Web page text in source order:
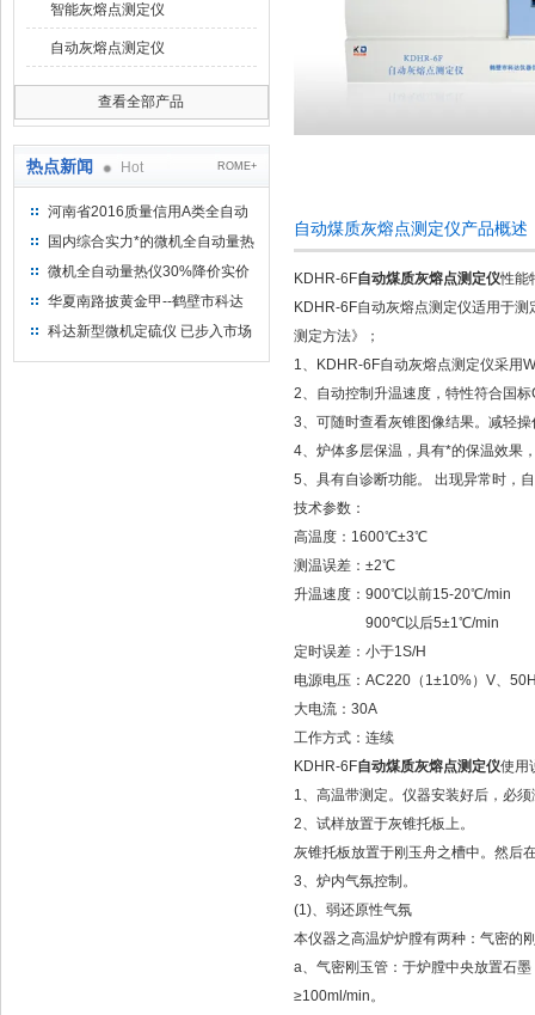
智能灰熔点测定仪
自动灰熔点测定仪
查看全部产品
热点新闻 Hot ROME+
河南省2016质量信用A类全自动
量热仪
国内综合实力*的微机全自动量热
仪制造企业
微机全自动量热仪30%降价实价
出售
华夏南路披黄金甲--鹤壁市科达
仪器仪表有限公司
科达新型微机定硫仪 已步入市场
自动煤质灰熔点测定仪产品概述
KDHR-6F自动煤质灰熔点测定仪性能
KDHR-6F自动灰熔点测定仪适用于
测定方法》；
1、KDHR-6F自动灰熔点测定仪采用
2、自动控制升温速度，特性符合国
3、可随时查看灰锥图像结果。减轻
4、炉体多层保温，具有*的保温效果
5、具有自诊断功能。 出现异常时，
技术参数：
高温度：1600℃±3℃
测温误差：±2℃
升温速度：900℃以前15-
900℃以后5±1℃/min
定时误差：小于1S/H
电源电压：AC220（1±10%）V、
大电流：30A
工作方式：连续
KDHR-6F自动煤质灰熔点测定仪使用
1、高温带测定。仪器安装好后，必
2、试样放置于灰锥托板上。
灰锥托板放置于刚玉舟之槽中。然后
3、炉内气氛控制。
(1)、弱还原性气氛
本仪器之高温炉炉膛有两种：气密的
a、气密刚玉管：于炉膛中央放置石
≥100ml/min。